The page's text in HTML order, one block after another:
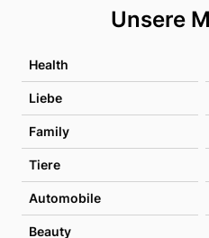
Unsere
Health
Liebe
Family
Tiere
Automobile
Beauty